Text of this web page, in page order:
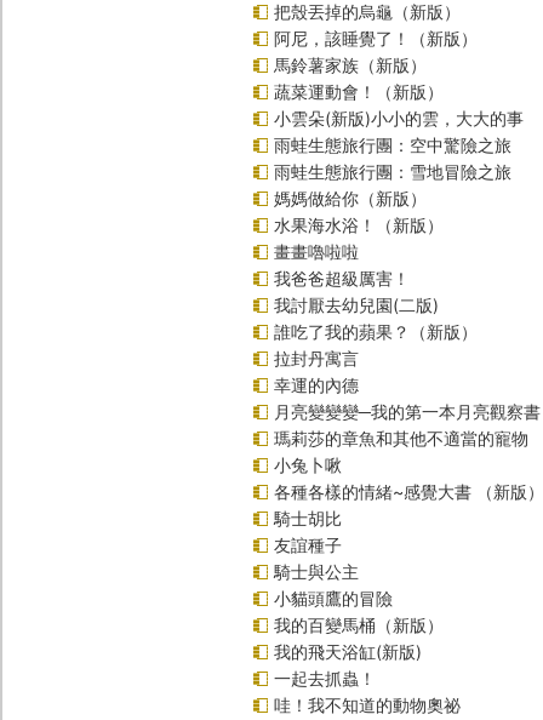
把殼丟掉的烏龜（新版）
阿尼，該睡覺了！（新版）
馬鈴薯家族（新版）
蔬菜運動會！（新版）
小雲朵(新版)小小的雲，大大的事
雨蛙生態旅行團：空中驚險之旅
雨蛙生態旅行團：雪地冒險之旅
媽媽做給你（新版）
水果海水浴！（新版）
畫畫嚕啦啦
我爸爸超級厲害！
我討厭去幼兒園(二版)
誰吃了我的蘋果？（新版）
拉封丹寓言
幸運的內德
月亮變變變─我的第一本月亮觀察書
瑪莉莎的章魚和其他不適當的寵物
小兔卜啾
各種各樣的情緒~感覺大書 （新版）
騎士胡比
友誼種子
騎士與公主
小貓頭鷹的冒險
我的百變馬桶（新版）
我的飛天浴缸(新版)
一起去抓蟲！
哇！我不知道的動物奧祕